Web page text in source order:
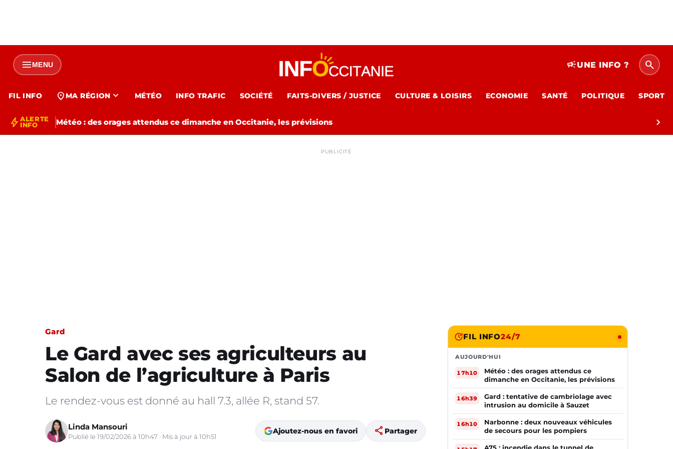
menuMENU campaignUNE INFO ? search
FIL INFO location_on MA RÉGION expand_more MÉTÉO INFO TRAFIC SOCIÉTÉ FAITS-DIVERS / JUSTICE CULTURE & LOISIRS ECONOMIE SANTÉ POLITIQUE SPORT
bolt ALERTE
INFO
Météo : des orages attendus ce dimanche en Occitanie, les prévisions chevron_right
PUBLICITÉ
Gard
Le Gard avec ses agriculteurs au
Salon de l’agriculture à Paris
Le rendez-vous est donné au hall 7.3, allée R, stand 57.
Linda Mansouri
Publié le 19/02/2026 à 10h47 · Mis à jour à 10h51
Ajoutez-nous en favori share Partager
FIL INFO24/7
AUJOURD'HUI
17h10
Météo : des orages attendus ce
dimanche en Occitanie, les prévisions
16h39
Gard : tentative de cambriolage avec
intrusion au domicile à Sauzet
16h10
Narbonne : deux nouveaux véhicules
de secours pour les pompiers